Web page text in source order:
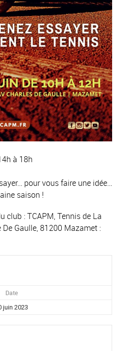
à 18h
pour vous faire une idée…
saison !
club : TCAPM, Tennis de La
De Gaulle, 81200 Mazamet :
Date
juin 2023